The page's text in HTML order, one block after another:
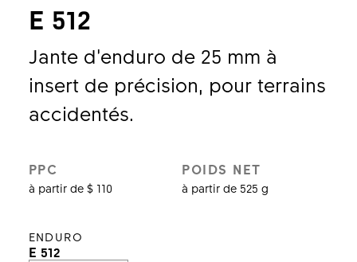
E 512
Jante d’enduro de 25 mm à
insert de précision, pour terrains
accidentés.
PPC
à partir de $ 110
POIDS NET
à partir de 525 g
ENDURO
E 512